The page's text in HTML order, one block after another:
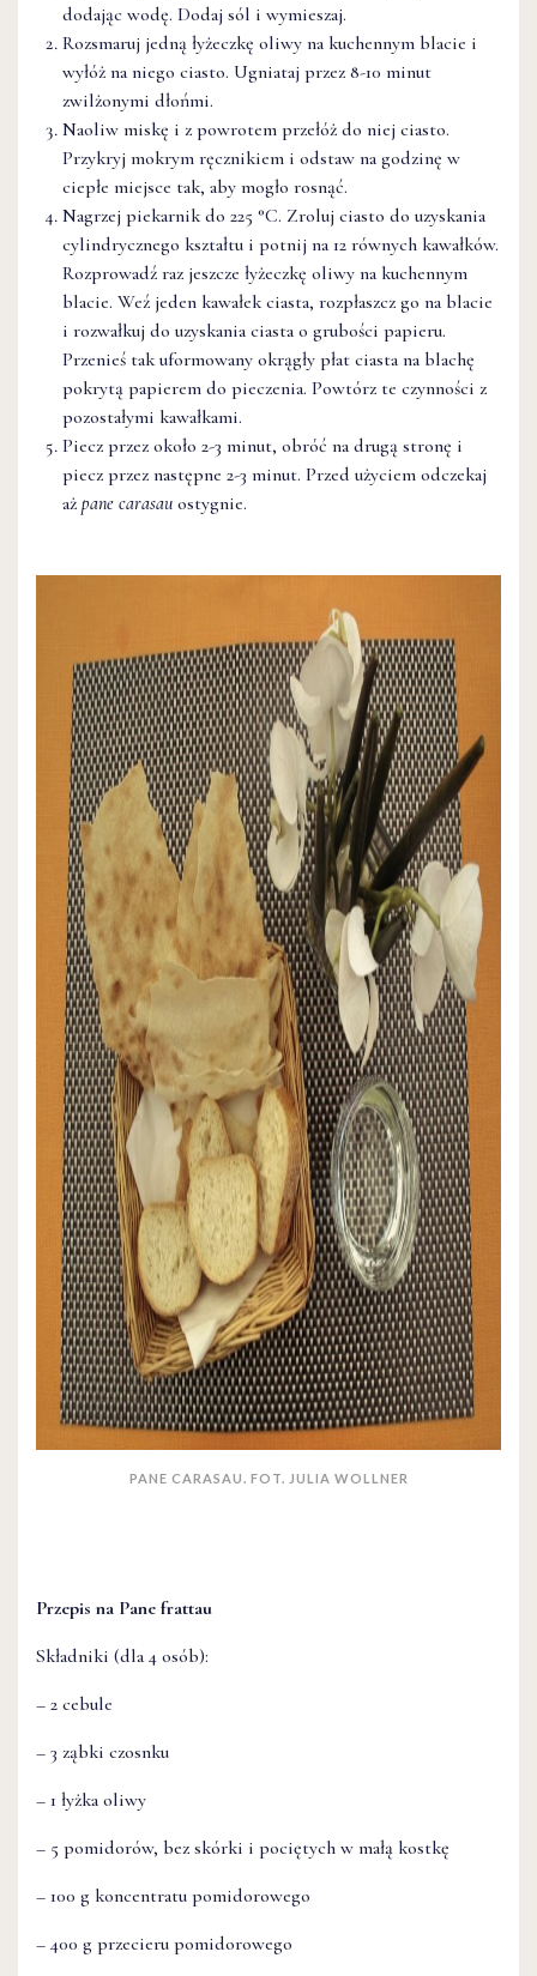
dodając wodę. Dodaj sól i wymieszaj.
Rozsmaruj jedną łyżeczkę oliwy na kuchennym blacie i
wyłóż na niego ciasto. Ugniataj przez 8-10 minut
zwilżonymi dłońmi.
Naoliw miskę i z powrotem przełóż do niej ciasto.
Przykryj mokrym ręcznikiem i odstaw na godzinę w
ciepłe miejsce tak, aby mogło rosnąć.
Nagrzej piekarnik do 225 °C. Zroluj ciasto do uzyskania
cylindrycznego kształtu i potnij na 12 równych kawałków.
Rozprowadź raz jeszcze łyżeczkę oliwy na kuchennym
blacie. Weź jeden kawałek ciasta, rozpłaszcz go na blacie
i rozwałkuj do uzyskania ciasta o grubości papieru.
Przenieś tak uformowany okrągły płat ciasta na blachę
pokrytą papierem do pieczenia. Powtórz te czynności z
pozostałymi kawałkami.
Piecz przez około 2-3 minut, obróć na drugą stronę i
piecz przez następne 2-3 minut. Przed użyciem odczekaj
aż pane carasau ostygnie.
PANE CARASAU. FOT. JULIA WOLLNER
Przepis na Pane frattau
Składniki (dla 4 osób):
– 2 cebule
– 3 ząbki czosnku
– 1 łyżka oliwy
– 5 pomidorów, bez skórki i pociętych w małą kostkę
– 100 g koncentratu pomidorowego
– 400 g przecieru pomidorowego